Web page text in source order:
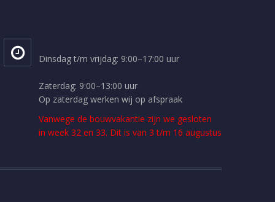
Dinsdag t/m vrijdag: 9:00–17:00 uur
Zaterdag: 9:00–13:00 uur
Op zaterdag werken wij op afspraak
Vanwege de bouwvakantie zijn we gesloten
in week 32 en 33. Dit is van 3 t/m 16 augustus